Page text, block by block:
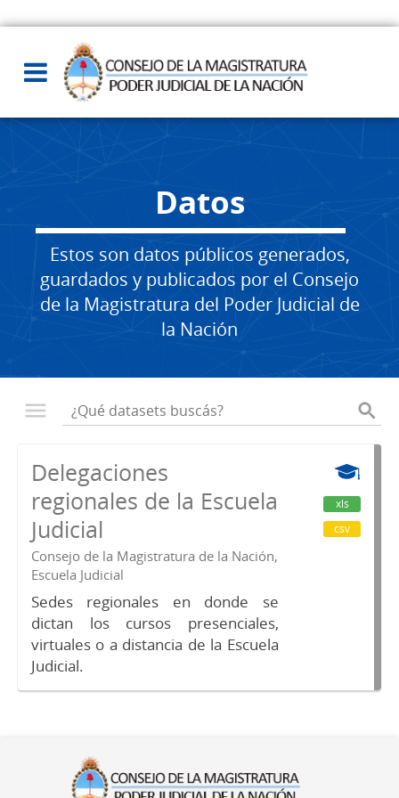
Datos
Estos son datos públicos generados,
guardados y publicados por el Consejo
de la Magistratura del Poder Judicial de
la Nación
Delegaciones
regionales de la Escuela
Judicial
Consejo de la Magistratura de la Nación,
Escuela Judicial
Sedes regionales en donde se
dictan los cursos presenciales,
virtuales o a distancia de la Escuela
Judicial.
xls
csv